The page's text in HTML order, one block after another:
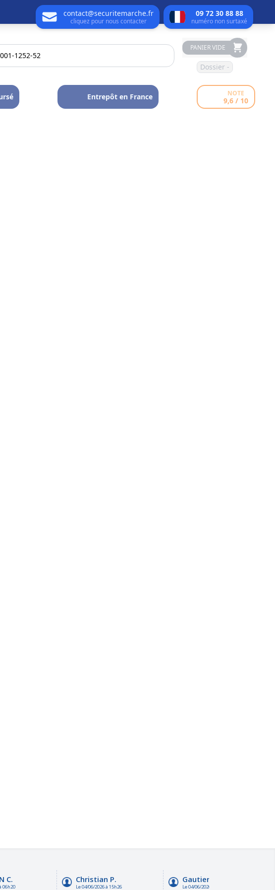
contact@securitemarche.fr
cliquez pour nous contacter
09 72 30 88 88
numéro non surtaxé
PANIER VIDE
Dossier -
Entrepôt en France NOTE
9,6 / 10